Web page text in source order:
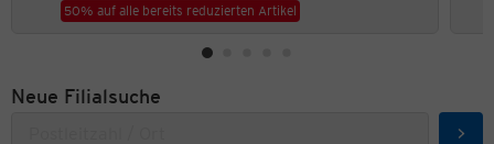
50% auf alle bereits reduzierten Artikel
Neue Filialsuche